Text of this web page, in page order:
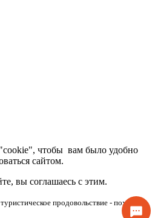
чтобы вам было удобно
сайтом.
вы соглашаесь с этим.
продовольствие - походная